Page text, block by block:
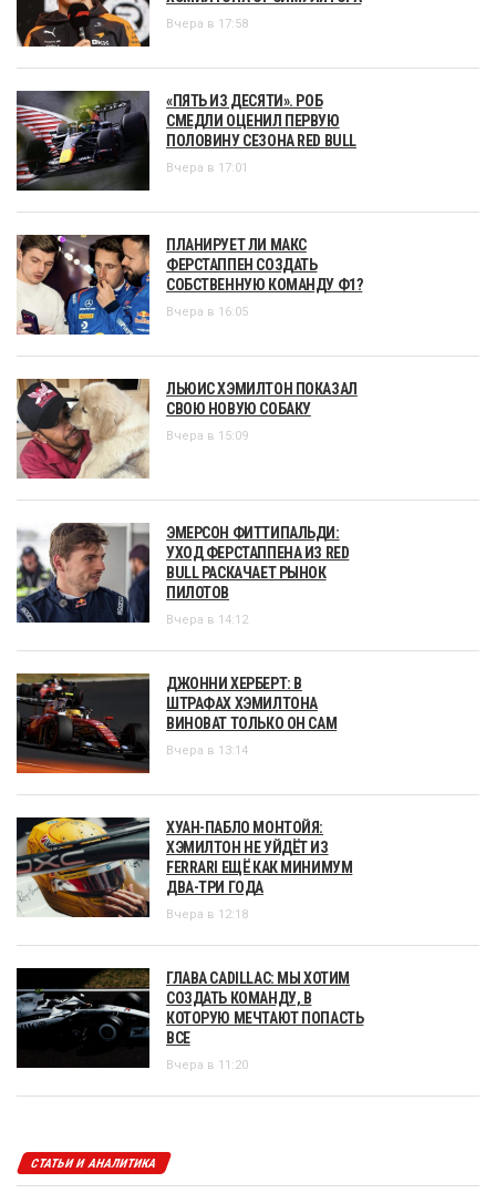
Вчера в 17:58
«ПЯТЬ ИЗ ДЕСЯТИ». РОБ
СМЕДЛИ ОЦЕНИЛ ПЕРВУЮ
ПОЛОВИНУ СЕЗОНА RED BULL
Вчера в 17:01
ПЛАНИРУЕТ ЛИ МАКС
ФЕРСТАППЕН СОЗДАТЬ
СОБСТВЕННУЮ КОМАНДУ Ф1?
Вчера в 16:05
ЛЬЮИС ХЭМИЛТОН ПОКАЗАЛ
СВОЮ НОВУЮ СОБАКУ
Вчера в 15:09
ЭМЕРСОН ФИТТИПАЛЬДИ:
УХОД ФЕРСТАППЕНА ИЗ RED
BULL РАСКАЧАЕТ РЫНОК
ПИЛОТОВ
Вчера в 14:12
ДЖОННИ ХЕРБЕРТ: В
ШТРАФАХ ХЭМИЛТОНА
ВИНОВАТ ТОЛЬКО ОН САМ
Вчера в 13:14
ХУАН-ПАБЛО МОНТОЙЯ:
ХЭМИЛТОН НЕ УЙДЁТ ИЗ
FERRARI ЕЩЁ КАК МИНИМУМ
ДВА-ТРИ ГОДА
Вчера в 12:18
ГЛАВА CADILLAC: МЫ ХОТИМ
СОЗДАТЬ КОМАНДУ, В
КОТОРУЮ МЕЧТАЮТ ПОПАСТЬ
ВСЕ
Вчера в 11:20
СТАТЬИ И АНАЛИТИКА